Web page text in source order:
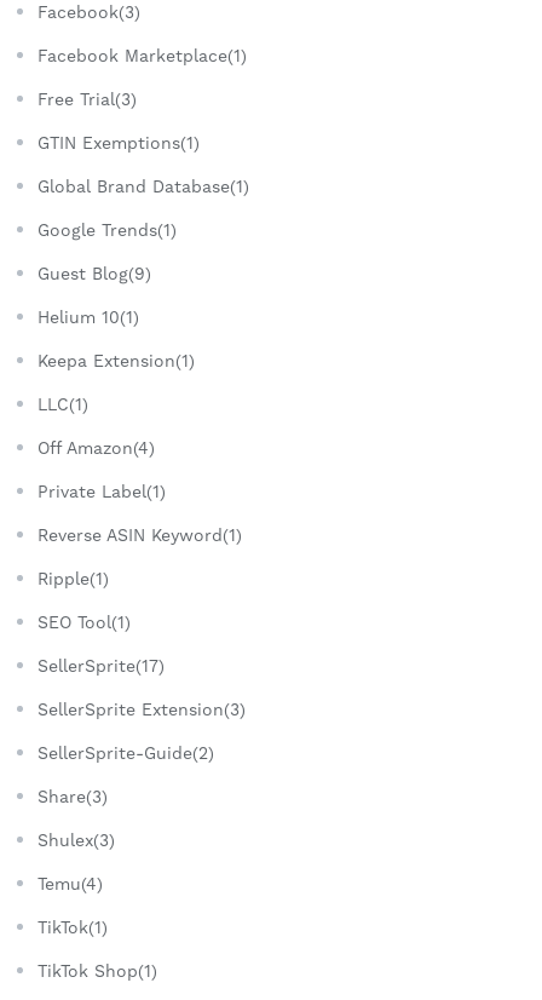
Facebook(3)
Facebook Marketplace(1)
Free Trial(3)
GTIN Exemptions(1)
Global Brand Database(1)
Google Trends(1)
Guest Blog(9)
Helium 10(1)
Keepa Extension(1)
LLC(1)
Off Amazon(4)
Private Label(1)
Reverse ASIN Keyword(1)
Ripple(1)
SEO Tool(1)
SellerSprite(17)
SellerSprite Extension(3)
SellerSprite-Guide(2)
Share(3)
Shulex(3)
Temu(4)
TikTok(1)
TikTok Shop(1)